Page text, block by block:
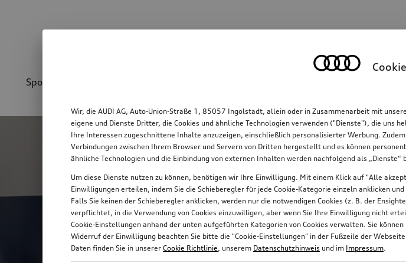
Suchinhalte
Sport & Design
Image Teaser
Wir, die AUDI AG, Auto-Union-Straße 1, 85057 Ingolstadt, allein oder in Zusammenarbeit mit
eigene und Dienste Dritter, die Cookies und ähnliche Technologien verwenden ("Dienste"), die uns
Ihre Interessen zugeschnittene Inhalte anzuzeigen, einschließlich personalisierter Werbung.
Verbindungen zwischen Ihrem Browser und Servern von Dritten hergestellt und es können
ähnliche Technologien und die Einbindung von externen Inhalten werden nachfolgend als „Dienste“
Um diese Dienste nutzen zu können, benötigen wir Ihre Einwilligung. Mit einem Klick auf "Alle
Einwilligungen erteilen, indem Sie die Schieberegler für jede Cookie-Kategorie einzeln anklicken
Falls Sie keinen der Schieberegler anklicken, werden nur die notwendigen Cookies (z. B. der
verpflichtet, in die Verwendung von Cookies einzuwilligen, aber wenn Sie Ihre Einwilligung nicht
Cookie-Einstellungen anhand der unten aufgeführten Kategorien von Cookies verwalten. Sie
Widerruf der Einwilligung beachten Sie bitte die "Cookie-Einstellungen" in der Fußzeile der
Daten finden Sie in unserer Cookie Richtlinie, unserem Datenschutzhinweis und im Impressum.